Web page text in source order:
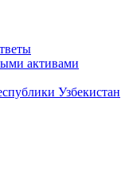
активами
Узбекистан